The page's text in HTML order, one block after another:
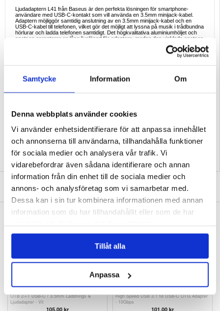
Samtycke Information Om
Denna webbplats använder cookies
Vi använder enhetsidentifierare för att anpassa innehållet
och annonserna till användarna, tillhandahålla funktioner
för sociala medier och analysera vår trafik. Vi
vidarebefordrar även sådana identifierare och annan
information från din enhet till de sociala medier och
annons- och analysföretag som vi samarbetar med.
Dessa kan i sin tur kombinera informationen med annan
information som du har tillhandahållit eller som de har
Tillåt alla
Anpassa
Ljudadaptern L41 från Baseus är den perfekta lösningen för smartphone-
användare med USB-C-kontakt som vill använda en 3.5mm minijack-kabel.
Adaptern möjliggör samtidig anslutning av en 3.5mm minijack-kabel och en
USB-C-kabel till telefonen, vilket gör det möjligt att lyssna på musik i trådbundna
hörlurar och ladda telefonen samtidigt. Det högkvalitativa aluminiumhöljet och
spetsen garanterar en lång livslängd för adaptern, medan den vinklade spetsen
- Utgångsström: 1 A
inte med Samsung, Sony, HTC, Google, Ulefone)
EAN: 6953156282278
Relaterade kategorier:Audio / video kabel och adapter, Audiokabel och adapter
ANDRA KUNDER HAR OCKSÅ KÖPT
CAHUB-EZ0G - Svart
1.2m - Svart
OTB 2-i-1 USB-C / 3.5mm Laddnings &
Ljudadapter - Vit
105,00 kr
High Speed USB 3.1 till USB-C OTG Adapter
- 10Gbps
101,00 kr